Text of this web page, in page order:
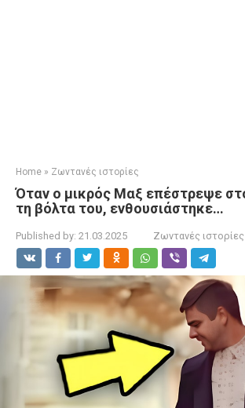
Home » Ζωντανές ιστορίες
Όταν ο μικρός Μαξ επέστρεψε
τη βόλτα του, ενθουσιάστηκε…
Published by: 21.03.2025 Ζωντανές ιστορίες